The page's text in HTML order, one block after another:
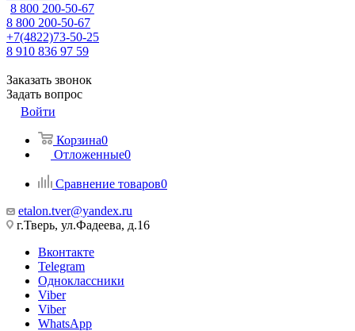
8 800 200-50-67
8 800 200-50-67
+7(4822)73-50-25
8 910 836 97 59
Заказать звонок
Задать вопрос
Войти
Корзина0
Отложенные0
Сравнение товаров0
etalon.tver@yandex.ru
г.Тверь, ул.Фадеева, д.16
Вконтакте
Telegram
Одноклассники
Viber
Viber
WhatsApp